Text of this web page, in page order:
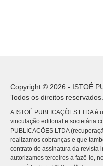
Copyright © 2026 - ISTOÉ
Todos os direitos reservados.
A ISTOÉ PUBLICAÇÕES LTDA
vinculação editorial e societária
PUBLICACÕES LTDA
realizamos cobranças e que
contrato de assinatura da revista
autorizamos terceiros a fazê-lo,